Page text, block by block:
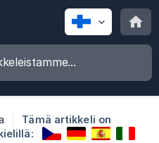
Tämä artikkeli on